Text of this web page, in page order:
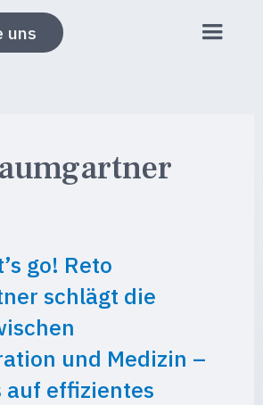
uns
go! Reto
schlägt die
und Medizin –
auf effizientes